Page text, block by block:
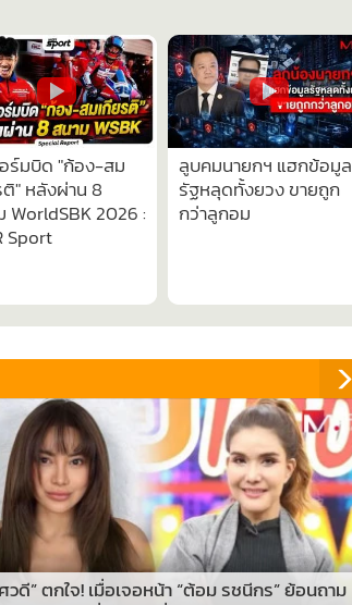
ร์มบิด "ก้อง-สม
ติ" หลังผ่าน 8
WorldSBK 2026 :
Sport
ลูบคมนายกฯ แฮกข้อมูล
รัฐหลุดทั้งยวง ขายถูก
กว่าลูกอม
วดี” ตกใจ! เมื่อเจอหน้า “ต้อม รชนีกร” ย้อนถาม